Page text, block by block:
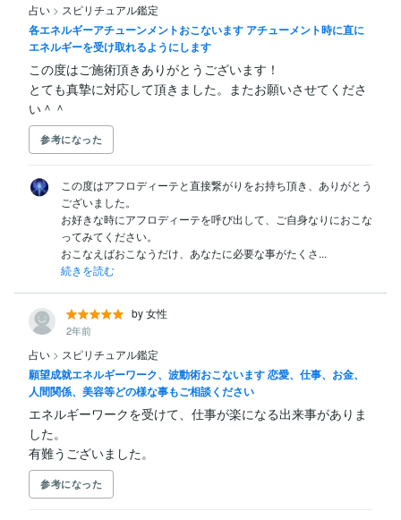
占い > スピリチュアル鑑定
各エネルギーアチューンメントおこないます アチューメント時に直に
エネルギーを受け取れるようにします
この度はご施術頂きありがとうございます！
とても真摯に対応して頂きました。またお願いさせてくださ
い＾＾
参考になった
この度はアフロディーテと直接繋がりをお持ち頂き、ありがとう
ございました。
お好きな時にアフロディーテを呼び出して、ご自身なりにおこな
ってみてください。
おこなえばおこなうだけ、あなたに必要な事がたくさ...
続きを読む
by 女性
2年前
占い > スピリチュアル鑑定
願望成就エネルギーワーク、波動術おこないます 恋愛、仕事、お金、
人間関係、美容等どの様な事もご相談ください
エネルギーワークを受けて、仕事が楽になる出来事がありま
した。
有難うございました。
参考になった